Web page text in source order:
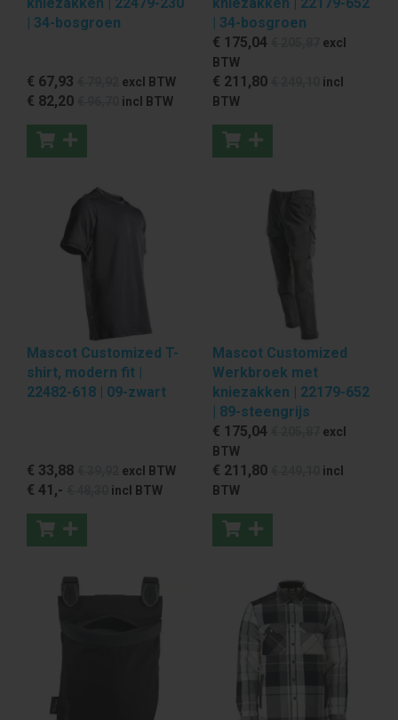
| 34-bosgroen
€ 67,93 excl BTW
€ 82,20 incl BTW
| 34-bosgroen
€ 175,04
excl
BTW
€ 211 ,80
incl
BTW
Mascot Customized T-
shirt, modern fit |
22482-618 | 09-zwart
€ 33,88 excl BTW
€ 41 ,- incl BTW
Mascot Customized
Werkbroek met
kniezakken | 22179-652
| 89-steengrijs
€ 175,04
excl
BTW
€ 211 ,80
incl
BTW